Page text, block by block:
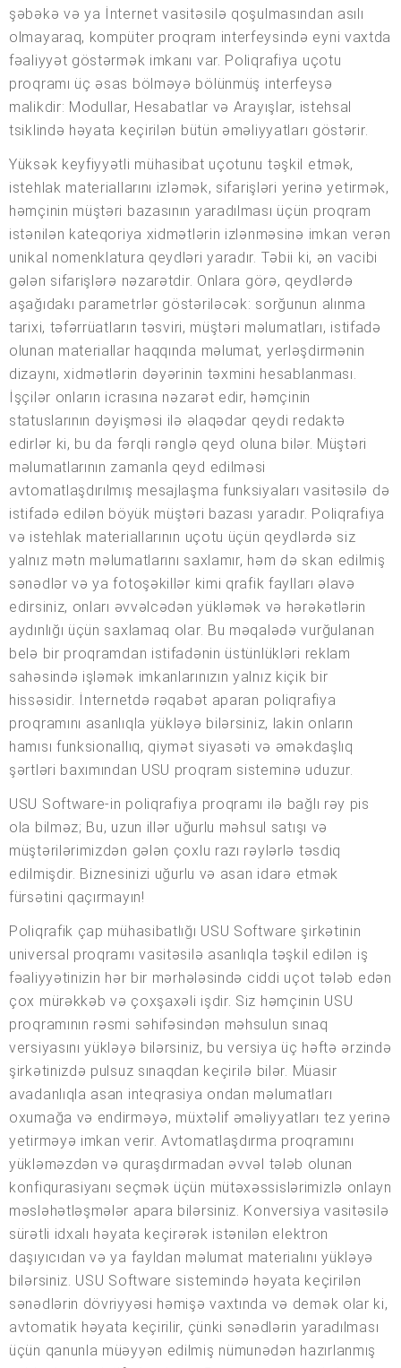
şəbəkə və ya İnternet vasitəsilə qoşulmasından asılı
olmayaraq, kompüter proqram interfeysində eyni vaxtda
fəaliyyət göstərmək imkanı var. Poliqrafiya uçotu
proqramı üç əsas bölməyə bölünmüş interfeysə
malikdir: Modullar, Hesabatlar və Arayışlar, istehsal
tsiklində həyata keçirilən bütün əməliyyatları göstərir.
Yüksək keyfiyyətli mühasibat uçotunu təşkil etmək,
istehlak materiallarını izləmək, sifarişləri yerinə yetirmək,
həmçinin müştəri bazasının yaradılması üçün proqram
istənilən kateqoriya xidmətlərin izlənməsinə imkan verən
unikal nomenklatura qeydləri yaradır. Təbii ki, ən vacibi
gələn sifarişlərə nəzarətdir. Onlara görə, qeydlərdə
aşağıdakı parametrlər göstəriləcək: sorğunun alınma
tarixi, təfərrüatların təsviri, müştəri məlumatları, istifadə
olunan materiallar haqqında məlumat, yerləşdirmənin
dizaynı, xidmətlərin dəyərinin təxmini hesablanması.
İşçilər onların icrasına nəzarət edir, həmçinin
statuslarının dəyişməsi ilə əlaqədar qeydi redaktə
edirlər ki, bu da fərqli rənglə qeyd oluna bilər. Müştəri
məlumatlarının zamanla qeyd edilməsi
avtomatlaşdırılmış mesajlaşma funksiyaları vasitəsilə də
istifadə edilən böyük müştəri bazası yaradır. Poliqrafiya
və istehlak materiallarının uçotu üçün qeydlərdə siz
yalnız mətn məlumatlarını saxlamır, həm də skan edilmiş
sənədlər və ya fotoşəkillər kimi qrafik faylları əlavə
edirsiniz, onları əvvəlcədən yükləmək və hərəkətlərin
aydınlığı üçün saxlamaq olar. Bu məqalədə vurğulanan
belə bir proqramdan istifadənin üstünlükləri reklam
sahəsində işləmək imkanlarınızın yalnız kiçik bir
hissəsidir. İnternetdə rəqabət aparan poliqrafiya
proqramını asanlıqla yükləyə bilərsiniz, lakin onların
hamısı funksionallıq, qiymət siyasəti və əməkdaşlıq
şərtləri baxımından USU proqram sisteminə uduzur.
USU Software-in poliqrafiya proqramı ilə bağlı rəy pis
ola bilməz; Bu, uzun illər uğurlu məhsul satışı və
müştərilərimizdən gələn çoxlu razı rəylərlə təsdiq
edilmişdir. Biznesinizi uğurlu və asan idarə etmək
fürsətini qaçırmayın!
Poliqrafik çap mühasibatlığı USU Software şirkətinin
universal proqramı vasitəsilə asanlıqla təşkil edilən iş
fəaliyyətinizin hər bir mərhələsində ciddi uçot tələb edən
çox mürəkkəb və çoxşaxəli işdir. Siz həmçinin USU
proqramının rəsmi səhifəsindən məhsulun sınaq
versiyasını yükləyə bilərsiniz, bu versiya üç həftə ərzində
şirkətinizdə pulsuz sınaqdan keçirilə bilər. Müasir
avadanlıqla asan inteqrasiya ondan məlumatları
oxumağa və endirməyə, müxtəlif əməliyyatları tez yerinə
yetirməyə imkan verir. Avtomatlaşdırma proqramını
yükləməzdən və quraşdırmadan əvvəl tələb olunan
konfiqurasiyanı seçmək üçün mütəxəssislərimizlə onlayn
məsləhətləşmələr apara bilərsiniz. Konversiya vasitəsilə
sürətli idxalı həyata keçirərək istənilən elektron
daşıyıcıdan və ya fayldan məlumat materialını yükləyə
bilərsiniz. USU Software sistemində həyata keçirilən
sənədlərin dövriyyəsi həmişə vaxtında və demək olar ki,
avtomatik həyata keçirilir, çünki sənədlərin yaradılması
üçün qanunla müəyyən edilmiş nümunədən hazırlanmış